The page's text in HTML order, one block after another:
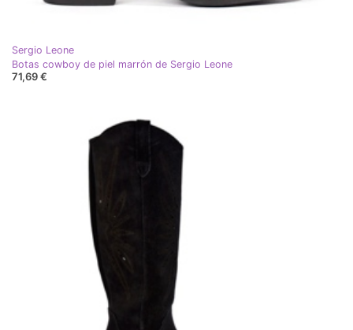
Sergio Leone
Botas cowboy de piel marrón de Sergio Leone
71,69 €